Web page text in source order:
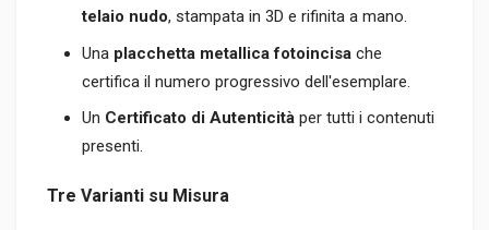
telaio nudo, stampata in 3D e rifinita a mano.
Una placchetta metallica fotoincisa che
certifica il numero progressivo dell'esemplare.
Un Certificato di Autenticità per tutti i contenuti
presenti.
Tre Varianti su Misura